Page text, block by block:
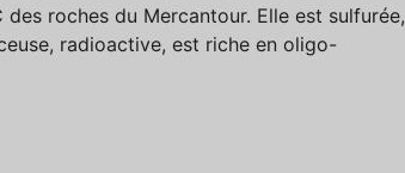
des roches du Mercantour. Elle est sulfurée,
radioactive, est riche en oligo-